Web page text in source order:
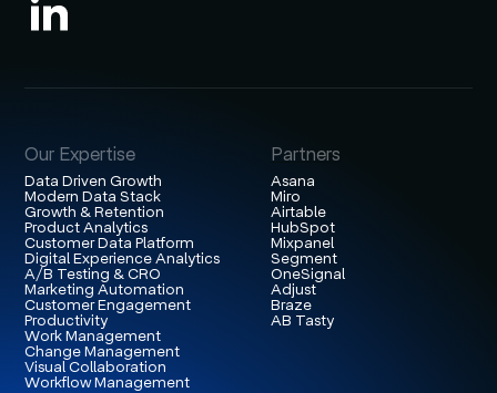
Our Expertise
Data Driven Growth
Modern Data Stack
Growth & Retention
Product Analytics
Customer Data Platform
Digital Experience Analytics
A/B Testing & CRO
Marketing Automation
Customer Engagement
Productivity
Work Management
Change Management
Visual Collaboration
Workflow Management
Partners
Asana
Miro
Airtable
HubSpot
Mixpanel
Segment
OneSignal
Adjust
Braze
AB Tasty